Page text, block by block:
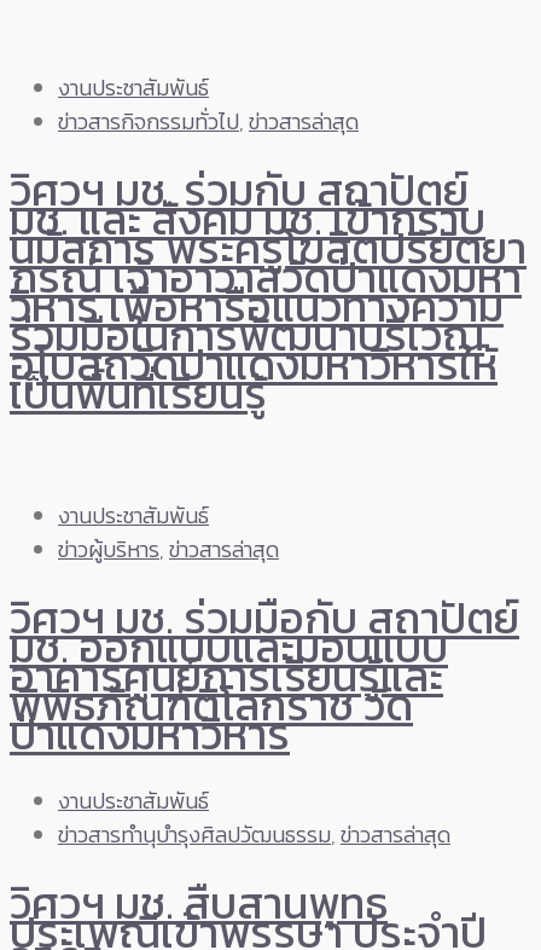
งานประชาสัมพันธ์
ข่าวสารกิจกรรมทั่วไป,ข่าวสารล่าสุด
วิศวฯ มช. ร่วมกับ สถาปัตย์
มช. และ สังคม มช. เข้ากราบ
นมัสการ พระครูโฆสิตปริยัตยา
ภรณ์ เจ้าอาวาสวัดป่าแดงมหา
วิหาร เพื่อหารือแนวทางความ
ร่วมมือในการพัฒนาบริเวณ
อุโบสถวัดป่าแดงมหาวิหารให้
เป็นพื้นที่เรียนรู้
งานประชาสัมพันธ์
ข่าวผู้บริหาร,ข่าวสารล่าสุด
วิศวฯ มช. ร่วมมือกับ สถาปัตย์
มช. ออกแบบและมอบแบบ
อาคารศูนย์การเรียนรู้และ
พิพิธภัณฑ์ติโลกราช วัด
ป่าแดงมหาวิหาร
งานประชาสัมพันธ์
ข่าวสารทำนุบำรุงศิลปวัฒนธรรม,ข่าวสารล่าสุด
วิศวฯ มช. สืบสานพุทธ
ประเพณีเข้าพรรษา ประจำปี